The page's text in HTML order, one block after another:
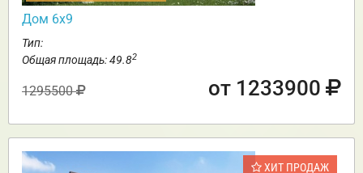
Дом 6х9
Тип:
Общая площадь: 49.82
1295500 от 1233900
ХИТ ПРОДАЖ